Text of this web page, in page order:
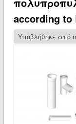
according to
Υποβλήθηκε από